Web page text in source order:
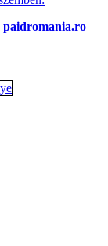
paidromania.ro